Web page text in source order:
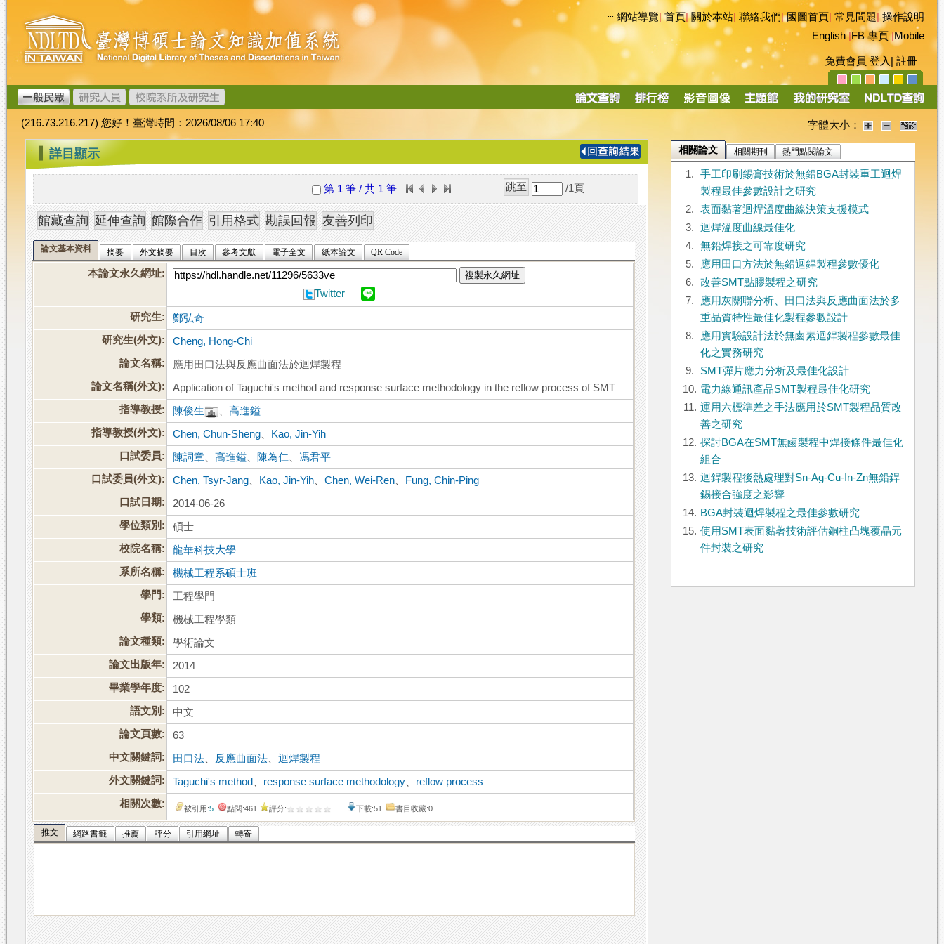
跳
到
主
要
內
容
臺
灣
博
碩
士
論
文
加
值
系
統
::: 網站導覽|首頁|關於本站 聯絡我們|國圖首頁 常見問題|操作說明
English|FB 專頁|Mobile
免費會員 登入 註冊
導
(216.73.216.217) 您好！臺灣時間：2026/08/06 17:40 字體大小：
::: 詳目顯示
第 1 筆 / 共 1 筆 /1 頁
論文基本資料 摘要 外文摘要 目次 參考文獻 電子全文 紙本論文 QR Code
本論文永久網址: 複製永久網址
Twitter
研究生:
鄭弘奇
研究生(外文):
Cheng, Hong-Chi
論文名稱:
應用田口法與反應曲面法於迴焊製程
論文名稱(外文):
Application of Taguchi's method and response surface methodology in the reflow process of SMT
指導教授:
陳俊生 、高進鎰
指導教授(外文):
Chen, Chun-Sheng
Kao, Jin-Yih
口試委員:
陳詞章 、高進鎰 陳為仁
馮君平
口試委員(外文):
Chen, Tsyr-Jang Kao, Jin-Yih 、Chen, Wei-Ren
Fung, Chin-Ping
口試日期:
2014-06-26
學位類別:
碩士
校院名稱:
龍華科技大學
系所名稱:
機械工程系碩士班
學門:
工程學門
學類:
機械工程學類
論文種類:
學術論文
論文出版年:
2014
畢業學年度:
102
語文別:
中文
論文頁數:
63
中文關鍵詞:
田口法 反應曲面法 、迴焊製程
外文關鍵詞:
Taguchi's method response surface methodology
reflow process
相關次數:
被引用:5 點閱:461 評分: 下載:51 書目收藏:0
推文 網路書籤 推薦 評分 引用網址 轉寄
相關論文 相關期刊 熱門點閱論文
1.
手工印刷錫膏技術於無鉛BGA封裝重工迴焊
製程最佳參數設計之研究
2.
表面黏著迴焊溫度曲線決策支援模式
3.
迴焊溫度曲線最佳化
4.
無鉛焊接之可靠度研究
5.
應用田口方法於無鉛迴銲製程參數優化
6.
改善SMT點膠製程之研究
7.
應用灰關聯分析、田口法與反應曲面法於多
重品質特性最佳化製程參數設計
8.
應用實驗設計法於無鹵素迴銲製程參數最佳
化之實務研究
9.
SMT彈片應力分析及最佳化設計
10. 電力線通訊產品SMT製程最佳化研究
11. 運用六標準差之手法應用於SMT製程品質改
善之研究
12. 探討BGA在SMT無鹵製程中焊接條件最佳化
組合
13. 迴銲製程後熱處理對Sn-Ag-Cu-In-Zn無鉛銲
錫接合強度之影響
14. BGA封裝迴焊製程之最佳參數研究
15. 使用SMT表面黏著技術評估銅柱凸塊覆晶元
件封裝之研究